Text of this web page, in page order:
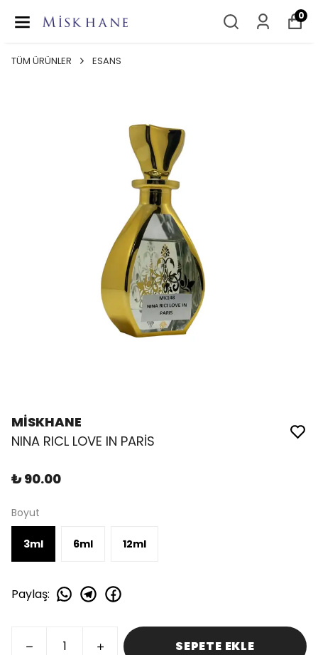
0
TÜM ÜRÜNLER ESANS
MİSKHANE
NINA RICL LOVE IN PARİS
₺ 90.00
Boyut
3ml 6ml 12ml
Paylaş:
SEPETE EKLE